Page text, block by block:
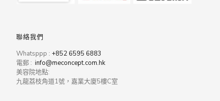
聯絡我們
Whatsppp : +852 6595 6883
電郵 : info@meconcept.com.hk
美容院地點:
九龍荔枝角道1號，嘉業大廈5樓C室